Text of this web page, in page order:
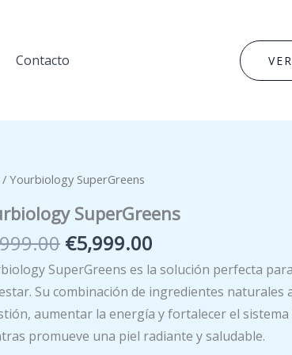
Contacto
/ Yourbiology SuperGreens
SuperGreens
El
precio
original
era:
€7,999.00.
€5,999.00
precio
actual
es:
€5,999.00.
SuperGreens es la solución perfecta
Su combinación de ingredientes naturales
aumentar la energía y fortalecer el
promueve una piel radiante y saludable.